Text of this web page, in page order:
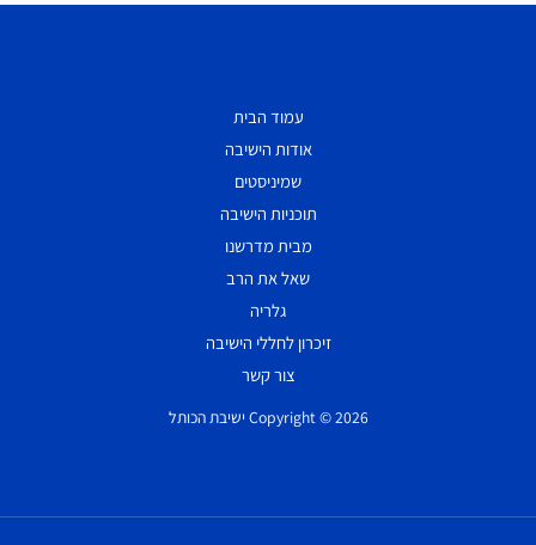
עמוד הבית
אודות הישיבה
שמיניסטים
תוכניות הישיבה
מבית מדרשנו
שאל את הרב
גלריה
זיכרון לחללי הישיבה
צור קשר
Copyright © 2026 ישיבת הכותל